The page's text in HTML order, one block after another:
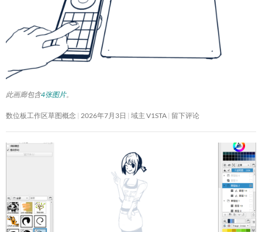
此画廊包含4张图片。
数位板工作区草图概念 2026年7月3日 域主 V1STA 留下评论